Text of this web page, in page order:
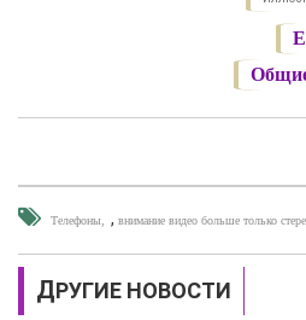
Телефоны , внимание видео больше только
ДРУГИЕ НОВОСТИ